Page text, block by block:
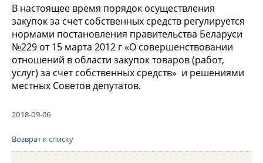
В настоящее время порядок осуществления
закупок за счет собственных средств регулируется
нормами постановления правительства Беларуси
№229 от 15 марта 2012 г «О совершенствовании
отношений в области закупок товаров (работ,
услуг) за счет собственных средств» и решениями
местных Советов депутатов.
2018-09-06
Возврат к списку